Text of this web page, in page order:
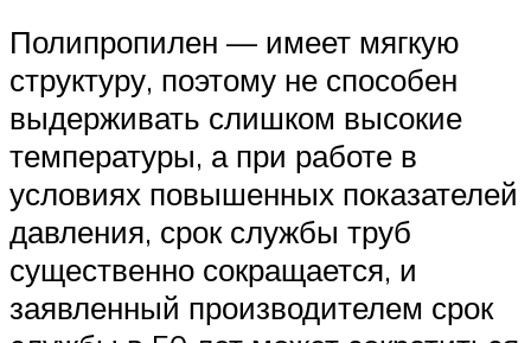
Полипропилен — имеет мягкую
структуру, поэтому не способен
выдерживать слишком высокие
температуры, а при работе в
условиях повышенных показателей
давления, срок службы труб
существенно сокращается, и
заявленный производителем срок